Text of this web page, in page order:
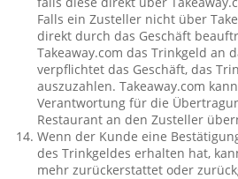
Falls ein Zusteller nicht über
direkt durch das Geschäft
Takeaway.com das Trinkgeld an
verpflichtet das Geschäft, das
auszuzahlen. Takeaway.com
Verantwortung für die
Restaurant an den Zusteller
Wenn der Kunde eine
des Trinkgeldes erhalten hat,
mehr zurückerstattet oder